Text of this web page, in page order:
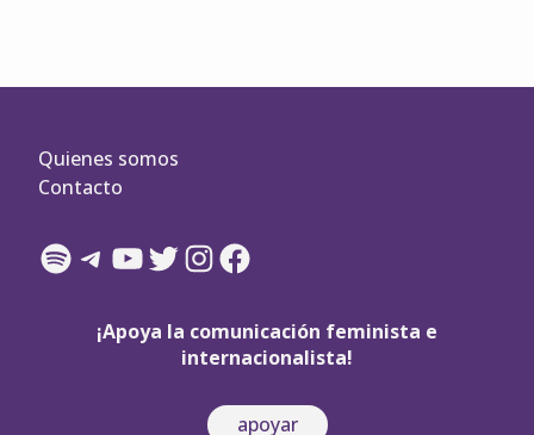
Quienes somos
Contacto
Spotify
Telegram
YouTube
Twitter
Instagram
Facebook
¡Apoya la comunicación feminista e
internacionalista!
apoyar